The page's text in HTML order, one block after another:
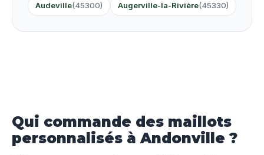
Audeville(45300) Augerville-la-Rivière(45330)
Qui commande des maillots
personnalisés à Andonville ?